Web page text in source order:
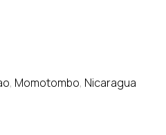
, Momotombo, Nicaragua